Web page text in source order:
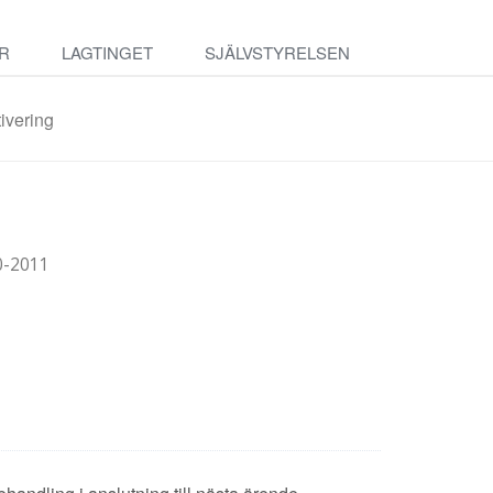
LAGTINGET SJÄLVSTYRELSEN
2011